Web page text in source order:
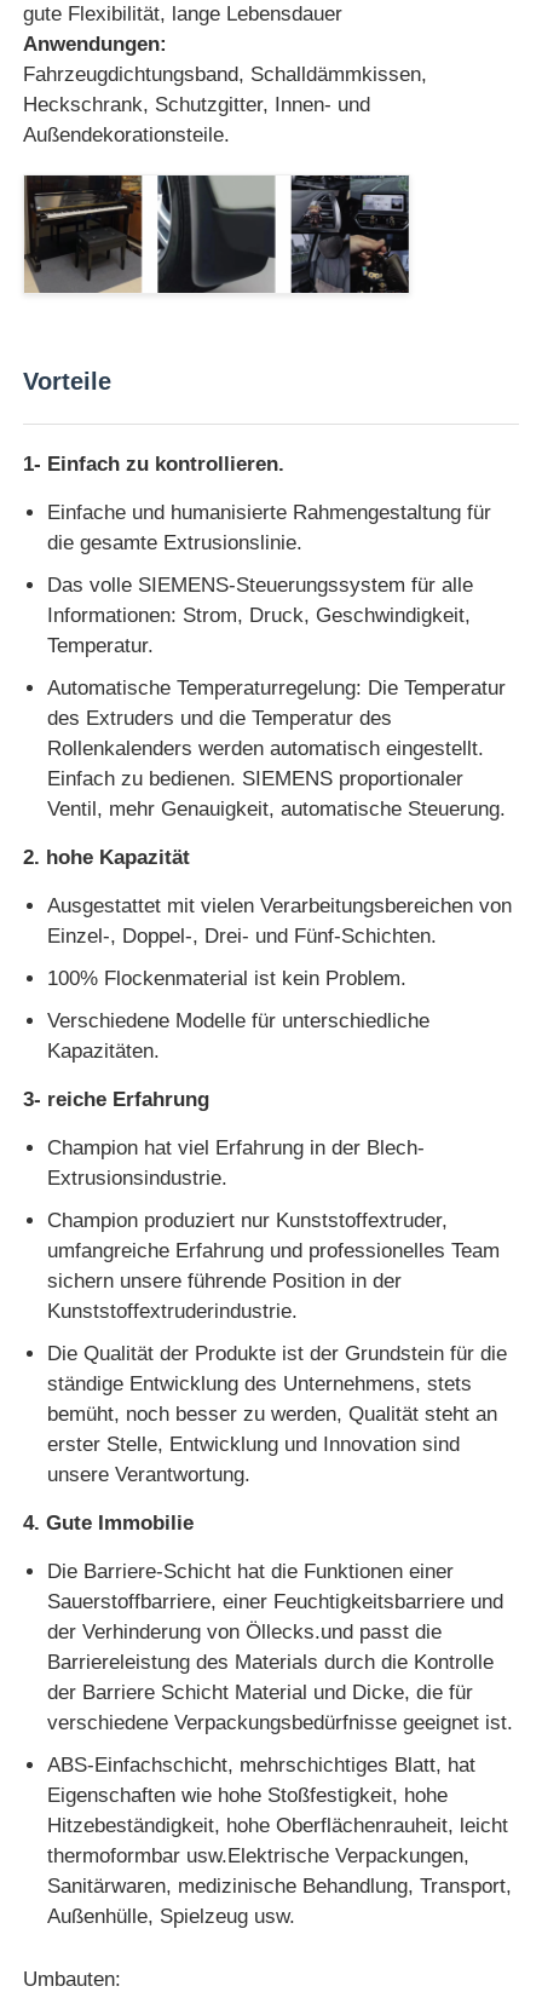
Zwillingsschraubene Extrusionsleitung
Mehrschicht-Folien-Coextrusionsanlage
Vernisproduktionslinie
PMMA GPPS Sheet Extrusion Line
Kunststoffplatten-Extrusionsleitung
Produktionslinie für PP-Blätter
PVC-Rand-Streifenbildungs-Verdrängungs-Linie
Rollenkalendermaschine
gute Flexibilität, lange Lebensdauer
Anwendungen:
Fahrzeugdichtungsband, Schalldämmkissen,
Heckschrank, Schutzgitter, Innen- und
Außendekorationsteile.
Vorteile
1- Einfach zu kontrollieren.
Einfache und humanisierte Rahmengestaltung für
die gesamte Extrusionslinie.
Das volle SIEMENS-Steuerungssystem für alle
Informationen: Strom, Druck, Geschwindigkeit,
Temperatur.
Automatische Temperaturregelung: Die Temperatur
des Extruders und die Temperatur des
Rollenkalenders werden automatisch eingestellt.
Einfach zu bedienen. SIEMENS proportionaler
Ventil, mehr Genauigkeit, automatische Steuerung.
2. hohe Kapazität
Ausgestattet mit vielen Verarbeitungsbereichen von
Einzel-, Doppel-, Drei- und Fünf-Schichten.
100% Flockenmaterial ist kein Problem.
Verschiedene Modelle für unterschiedliche
Kapazitäten.
3- reiche Erfahrung
Champion hat viel Erfahrung in der Blech-
Extrusionsindustrie.
Champion produziert nur Kunststoffextruder,
umfangreiche Erfahrung und professionelles Team
sichern unsere führende Position in der
Kunststoffextruderindustrie.
Die Qualität der Produkte ist der Grundstein für die
ständige Entwicklung des Unternehmens, stets
bemüht, noch besser zu werden, Qualität steht an
erster Stelle, Entwicklung und Innovation sind
unsere Verantwortung.
4. Gute Immobilie
Die Barriere-Schicht hat die Funktionen einer
Sauerstoffbarriere, einer Feuchtigkeitsbarriere und
der Verhinderung von Öllecks.und passt die
Barriereleistung des Materials durch die Kontrolle
der Barriere Schicht Material und Dicke, die für
verschiedene Verpackungsbedürfnisse geeignet ist.
ABS-Einfachschicht, mehrschichtiges Blatt, hat
Eigenschaften wie hohe Stoßfestigkeit, hohe
Hitzebeständigkeit, hohe Oberflächenrauheit, leicht
thermoformbar usw.Elektrische Verpackungen,
Sanitärwaren, medizinische Behandlung, Transport,
Außenhülle, Spielzeug usw.
Umbauten: